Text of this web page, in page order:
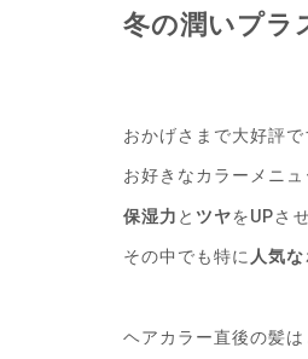
冬の潤いプラ
おかげさまで大好評で
お好きなカラーメニュ
保湿力 と ツヤをUPさ
その中でも特に 人気
ヘアカラー直後の髪は